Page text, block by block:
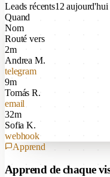
Leads récents12 aujourd'hui
Quand
Nom
Routé vers
2m
Andrea M.
telegram
9m
Tomás R.
email
32m
Sofia K.
webhook
Apprend
Apprend de chaque